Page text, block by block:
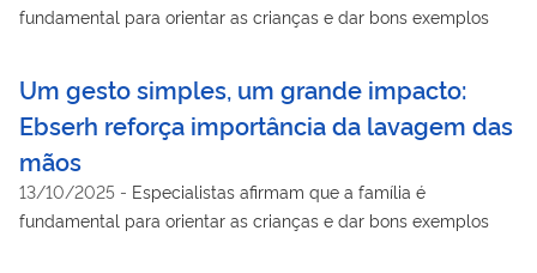
fundamental para orientar as crianças e dar bons exemplos
Um gesto simples, um grande impacto:
Ebserh reforça importância da lavagem das
mãos
13/10/2025 - Especialistas afirmam que a família é
fundamental para orientar as crianças e dar bons exemplos